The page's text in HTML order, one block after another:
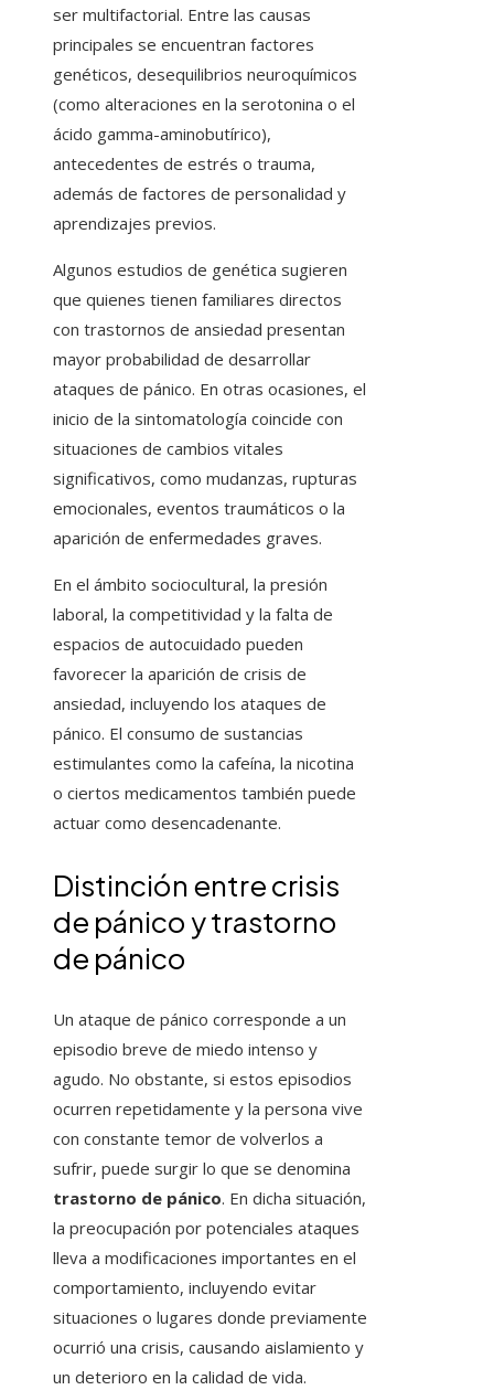
ser multifactorial. Entre las causas
principales se encuentran factores
genéticos, desequilibrios neuroquímicos
(como alteraciones en la serotonina o el
ácido gamma-aminobutírico),
antecedentes de estrés o trauma,
además de factores de personalidad y
aprendizajes previos.
Algunos estudios de genética sugieren
que quienes tienen familiares directos
con trastornos de ansiedad presentan
mayor probabilidad de desarrollar
ataques de pánico. En otras ocasiones, el
inicio de la sintomatología coincide con
situaciones de cambios vitales
significativos, como mudanzas, rupturas
emocionales, eventos traumáticos o la
aparición de enfermedades graves.
En el ámbito sociocultural, la presión
laboral, la competitividad y la falta de
espacios de autocuidado pueden
favorecer la aparición de crisis de
ansiedad, incluyendo los ataques de
pánico. El consumo de sustancias
estimulantes como la cafeína, la nicotina
o ciertos medicamentos también puede
actuar como desencadenante.
Distinción entre crisis
de pánico y trastorno
de pánico
Un ataque de pánico corresponde a un
episodio breve de miedo intenso y
agudo. No obstante, si estos episodios
ocurren repetidamente y la persona vive
con constante temor de volverlos a
sufrir, puede surgir lo que se denomina
trastorno de pánico. En dicha situación,
la preocupación por potenciales ataques
lleva a modificaciones importantes en el
comportamiento, incluyendo evitar
situaciones o lugares donde previamente
ocurrió una crisis, causando aislamiento y
un deterioro en la calidad de vida.